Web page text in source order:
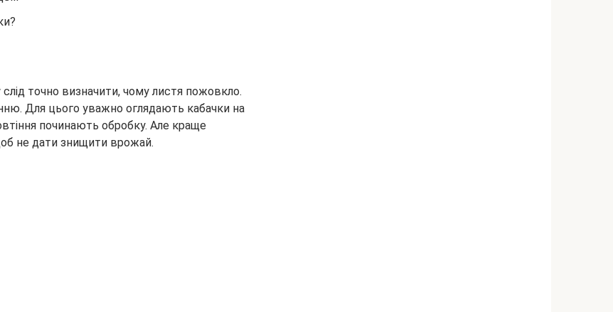
точно визначити, чому листя пожовкло.
Для цього уважно оглядають кабачки на
починають обробку. Але краще
не дати знищити врожай.